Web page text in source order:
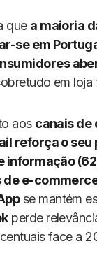
que a maioria
se em
em
aos canais de
reforça o seu
informação
de e-
se mantém
perde
face a